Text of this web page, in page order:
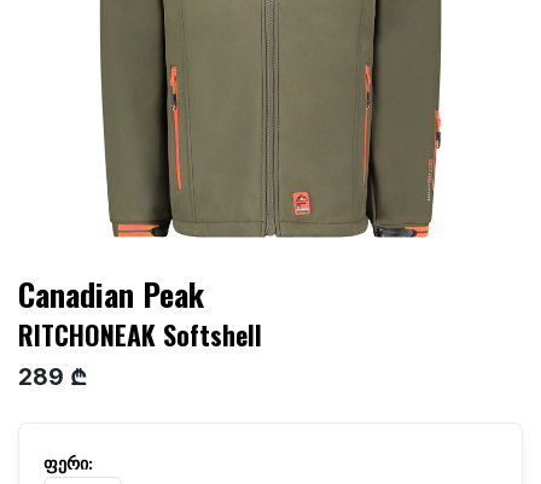
Canadian Peak
RITCHONEAK Softshell
289 ₾